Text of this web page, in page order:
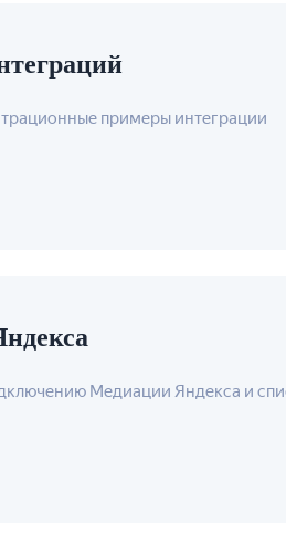
примеры интеграции
Медиации Яндекса и